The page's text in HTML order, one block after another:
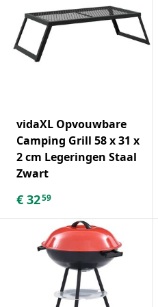
vidaXL Opvouwbare
Camping Grill 58 x 31 x
2 cm Legeringen Staal
Zwart
€ 3259